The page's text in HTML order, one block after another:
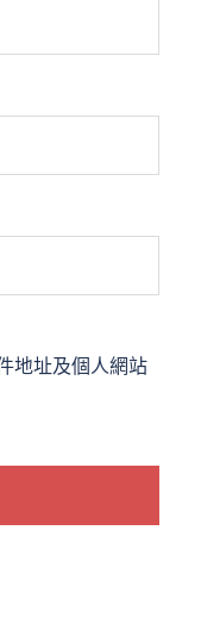
地址及個人網站